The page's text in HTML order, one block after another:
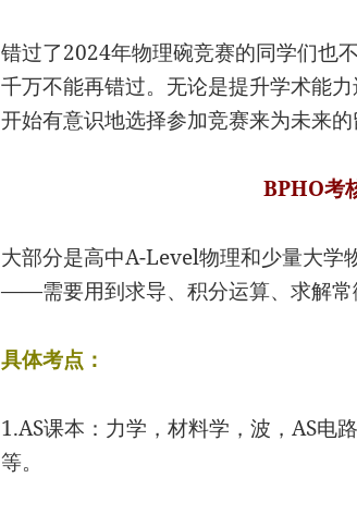
错过了2024年物理碗竞赛的同学们也
千万不能再错过。无论是提升学术能
开始有意识地选择参加竞赛来为未来的
BPHO考
大部分是高中A-Level物理和少量大学
——需要用到求导、积分运算、求解常
具体考点：
1.AS课本：力学，材料学，波，AS电
等。